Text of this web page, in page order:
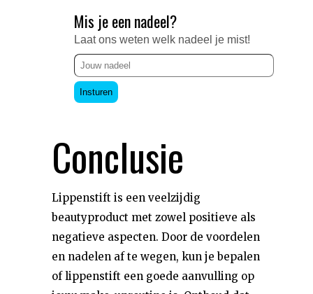
Mis je een nadeel?
Laat ons weten welk nadeel je mist!
Insturen
Conclusie
Lippenstift is een veelzijdig
beautyproduct met zowel positieve als
negatieve aspecten. Door de voordelen
en nadelen af te wegen, kun je bepalen
of lippenstift een goede aanvulling op